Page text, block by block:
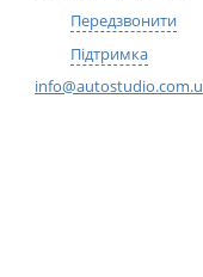
Передзвонити
Підтримка